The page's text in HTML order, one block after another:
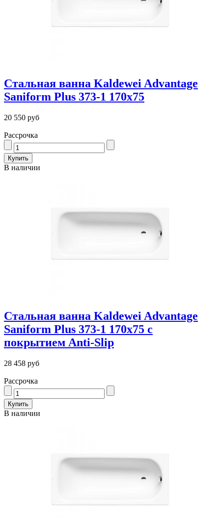
Стальная ванна Kaldewei Advantage
Saniform Plus 373-1 170x75
20 550 руб
Рассрочка
В наличии
Стальная ванна Kaldewei Advantage
Saniform Plus 373-1 170x75 с
покрытием Anti-Slip
28 458 руб
Рассрочка
В наличии